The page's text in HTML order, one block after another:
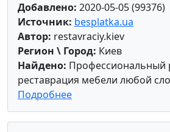
Добавлено: 2020-05-05 (99376)
Источник: besplatka.ua
Автор: restavraciy.kiev
Регион \ Город: Киев
Найдено: Профессиональный
реставрация мебели любой
Подробнее